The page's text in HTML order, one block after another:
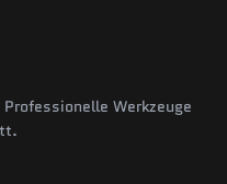
Werkzeuge